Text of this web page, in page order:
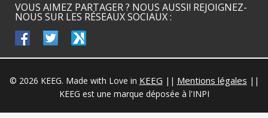
VOUS AIMEZ PARTAGER ? NOUS AUSSI! REJOIGNEZ-
NOUS SUR LES RÉSEAUX SOCIAUX :
facebooktwitter
© 2026 KEEG. Made with Love in KEEG || Mentions légales ||
KEEG est une marque déposée à l'INPI